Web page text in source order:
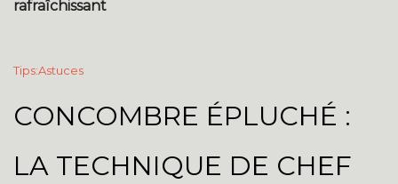
rafraîchissant
Tips:Astuces
CONCOMBRE ÉPLUCHÉ :
LA TECHNIQUE DE CHEF